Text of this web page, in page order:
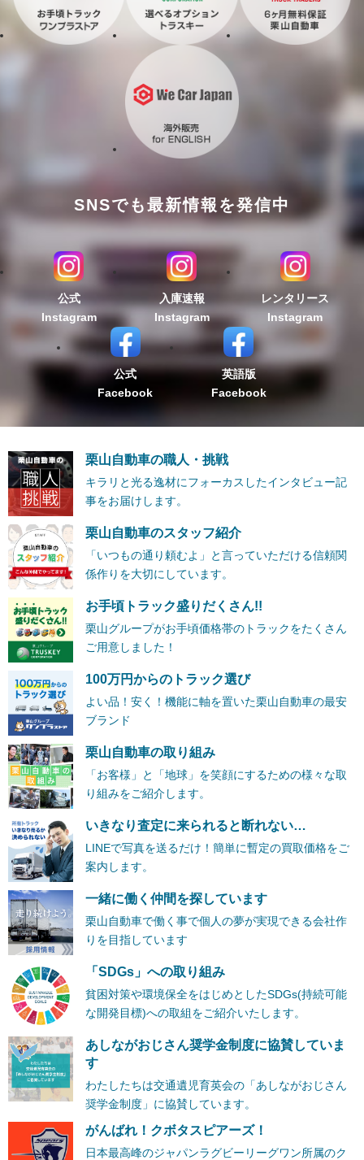
SNSでも最新情報を発信中
公式
Instagram
入庫速報
Instagram
レンタリース
Instagram
公式
Facebook
英語版
Facebook
栗山自動車の職人・挑戦
キラリと光る逸材にフォーカスしたインタビュー記
事をお届けします。
栗山自動車のスタッフ紹介
「いつもの通り頼むよ」と言っていただける信頼関
係作りを大切にしています。
お手頃トラック盛りだくさん!!
栗山グループがお手頃価格帯のトラックをたくさん
ご用意しました！
100万円からのトラック選び
よい品！安く！機能に軸を置いた栗山自動車の最安
ブランド
栗山自動車の取り組み
「お客様」と「地球」を笑顔にするための様々な取
り組みをご紹介します。
いきなり査定に来られると断れない…
LINEで写真を送るだけ！簡単に暫定の買取価格をご
案内します。
一緒に働く仲間を探しています
栗山自動車で働く事で個人の夢が実現できる会社作
りを目指しています
「SDGs」への取り組み
貧困対策や環境保全をはじめとしたSDGs(持続可能
な開発目標)への取組をご紹介いたします。
あしながおじさん奨学金制度に協賛していま
す
わたしたちは交通遺児育英会の「あしながおじさん
奨学金制度」に協賛しています。
がんばれ！クボタスピアーズ！
日本最高峰のジャパンラグビーリーグワン所属のク